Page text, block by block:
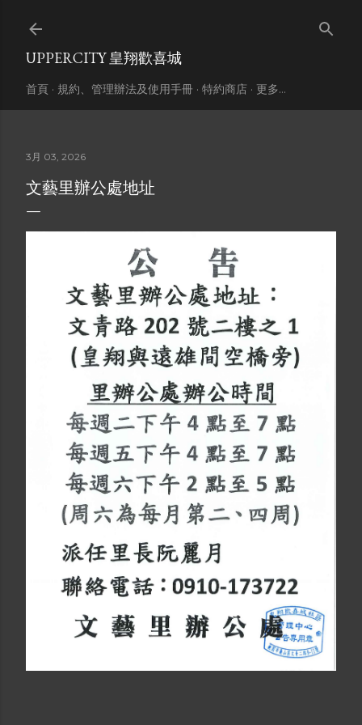
UPPERCITY 皇翔歡喜城
首頁 規約、管理辦法及使用手冊 特約商店 更多…
3月 03, 2026
文藝里辦公處地址